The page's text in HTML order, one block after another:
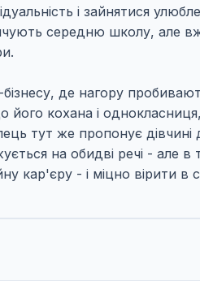
і зайнятися
середню школу, але
де нагору
кохана і
тут же пропонує дівчині
на обидві речі - але в
кар'єру - і міцно вірити в